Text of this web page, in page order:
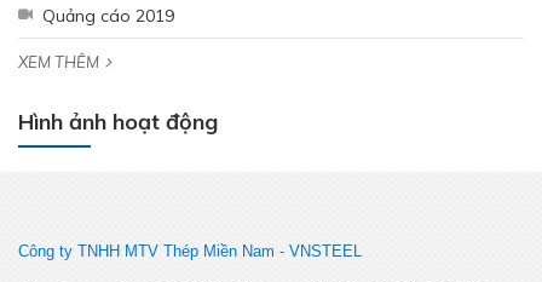
Quảng cáo 2019
XEM THÊM
Hình ảnh hoạt động
Công ty TNHH MTV Thép Miền Nam - VNSTEEL